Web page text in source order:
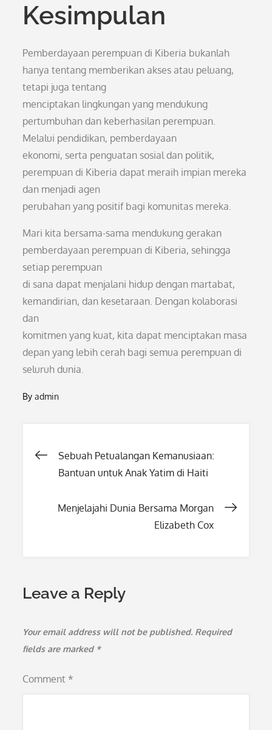
Kesimpulan
Pemberdayaan perempuan di Kiberia bukanlah
hanya tentang memberikan akses atau peluang,
tetapi juga tentang
menciptakan lingkungan yang mendukung
pertumbuhan dan keberhasilan perempuan.
Melalui pendidikan, pemberdayaan
ekonomi, serta penguatan sosial dan politik,
perempuan di Kiberia dapat meraih impian mereka
dan menjadi agen
perubahan yang positif bagi komunitas mereka.
Mari kita bersama-sama mendukung gerakan
pemberdayaan perempuan di Kiberia, sehingga
setiap perempuan
di sana dapat menjalani hidup dengan martabat,
kemandirian, dan kesetaraan. Dengan kolaborasi
dan
komitmen yang kuat, kita dapat menciptakan masa
depan yang lebih cerah bagi semua perempuan di
seluruh dunia.
Byadmin
Post
Sebuah Petualangan Kemanusiaan:
Bantuan untuk Anak Yatim di Haiti
Menjelajahi Dunia Bersama Morgan
Elizabeth Cox
Leave a Reply
Your email address will not be published. Required
fields are marked *
Comment *